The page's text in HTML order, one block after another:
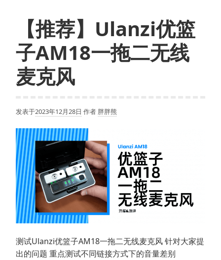
【推荐】Ulanzi优篮
子AM18一拖二无线
麦克风
发表于2023年12月28日 作者 胖胖熊
测试Ulanzi优篮子AM18一拖二无线麦克风 针对大家提
出的问题 重点测试不同链接方式下的音量差别